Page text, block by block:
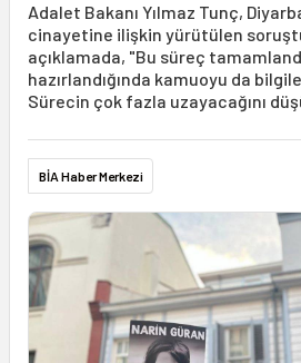
Adalet Bakanı Yılmaz Tunç,
cinayetine ilişkin yürütülen
açıklamada, "Bu süreç
hazırlandığında kamuoyu da
Sürecin çok fazla uzayacağını
BİA Haber Merkezi